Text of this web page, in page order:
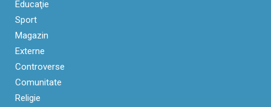
Educaţie
Sport
Magazin
Externe
Controverse
Comunitate
Religie